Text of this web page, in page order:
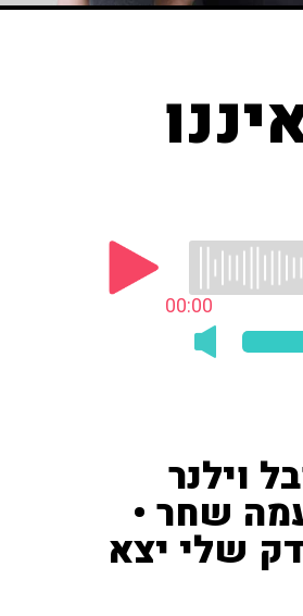
00:00
וילנר
שחר •
שלי יצא